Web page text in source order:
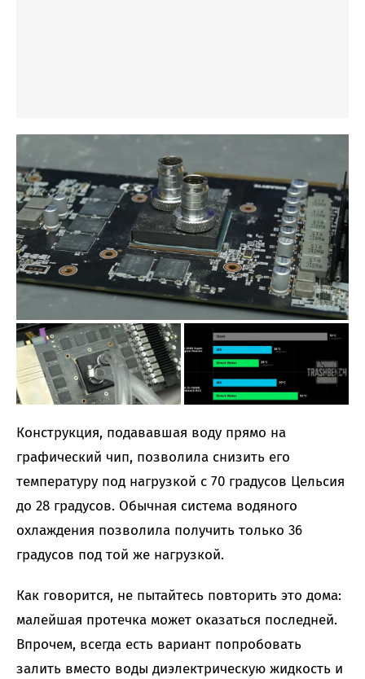
Конструкция, подававшая воду прямо на
графический чип, позволила снизить его
температуру под нагрузкой с 70 градусов Цельсия
до 28 градусов. Обычная система водяного
охлаждения позволила получить только 36
градусов под той же нагрузкой.
Как говорится, не пытайтесь повторить это дома:
малейшая протечка может оказаться последней.
Впрочем, всегда есть вариант попробовать
залить вместо воды диэлектрическую жидкость и